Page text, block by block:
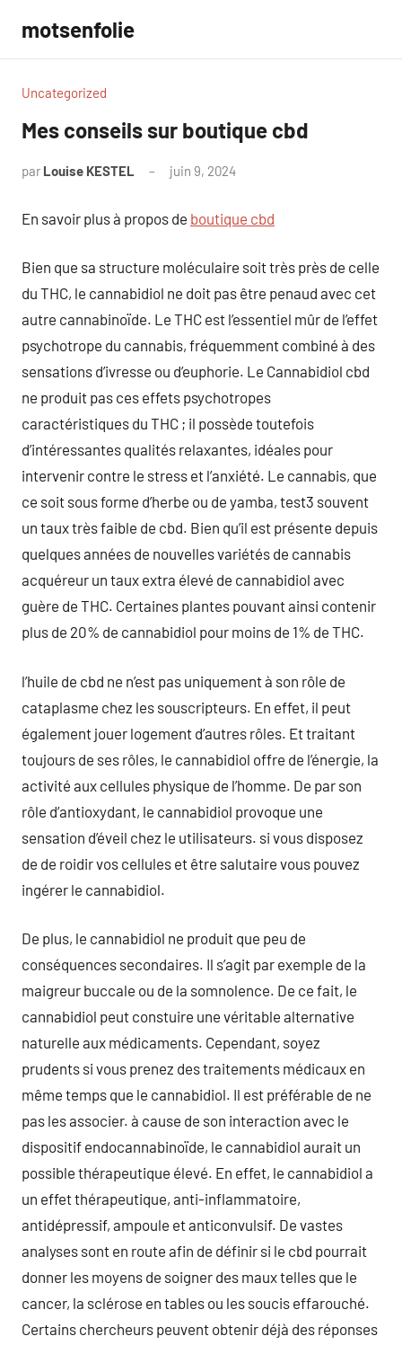
contenu
motsenfolie
Uncategorized
Mes conseils sur boutique cbd
par Louise KESTEL juin 9, 2024
En savoir plus à propos de boutique cbd
Bien que sa structure moléculaire soit très près de celle
du THC, le cannabidiol ne doit pas être penaud avec cet
autre cannabinoïde. Le THC est l’essentiel mûr de l’effet
psychotrope du cannabis, fréquemment combiné à des
sensations d’ivresse ou d’euphorie. Le Cannabidiol cbd
ne produit pas ces effets psychotropes
caractéristiques du THC ; il possède toutefois
d’intéressantes qualités relaxantes, idéales pour
intervenir contre le stress et l’anxiété. Le cannabis, que
ce soit sous forme d’herbe ou de yamba, test3 souvent
un taux très faible de cbd. Bien qu’il est présente depuis
quelques années de nouvelles variétés de cannabis
acquéreur un taux extra élevé de cannabidiol avec
guère de THC. Certaines plantes pouvant ainsi contenir
plus de 20% de cannabidiol pour moins de 1% de THC.
l’huile de cbd ne n’est pas uniquement à son rôle de
cataplasme chez les souscripteurs. En effet, il peut
également jouer logement d’autres rôles. Et traitant
toujours de ses rôles, le cannabidiol offre de l’énergie, la
activité aux cellules physique de l’homme. De par son
rôle d’antioxydant, le cannabidiol provoque une
sensation d’éveil chez le utilisateurs. si vous disposez
de de roidir vos cellules et être salutaire vous pouvez
ingérer le cannabidiol.
De plus, le cannabidiol ne produit que peu de
conséquences secondaires. Il s’agit par exemple de la
maigreur buccale ou de la somnolence. De ce fait, le
cannabidiol peut constuire une véritable alternative
naturelle aux médicaments. Cependant, soyez
prudents si vous prenez des traitements médicaux en
même temps que le cannabidiol. Il est préférable de ne
pas les associer. à cause de son interaction avec le
dispositif endocannabinoïde, le cannabidiol aurait un
possible thérapeutique élevé. En effet, le cannabidiol a
un effet thérapeutique, anti-inflammatoire,
antidépressif, ampoule et anticonvulsif. De vastes
analyses sont en route afin de définir si le cbd pourrait
donner les moyens de soigner des maux telles que le
cancer, la sclérose en tables ou les soucis effarouché.
Certains chercheurs peuvent obtenir déjà des réponses